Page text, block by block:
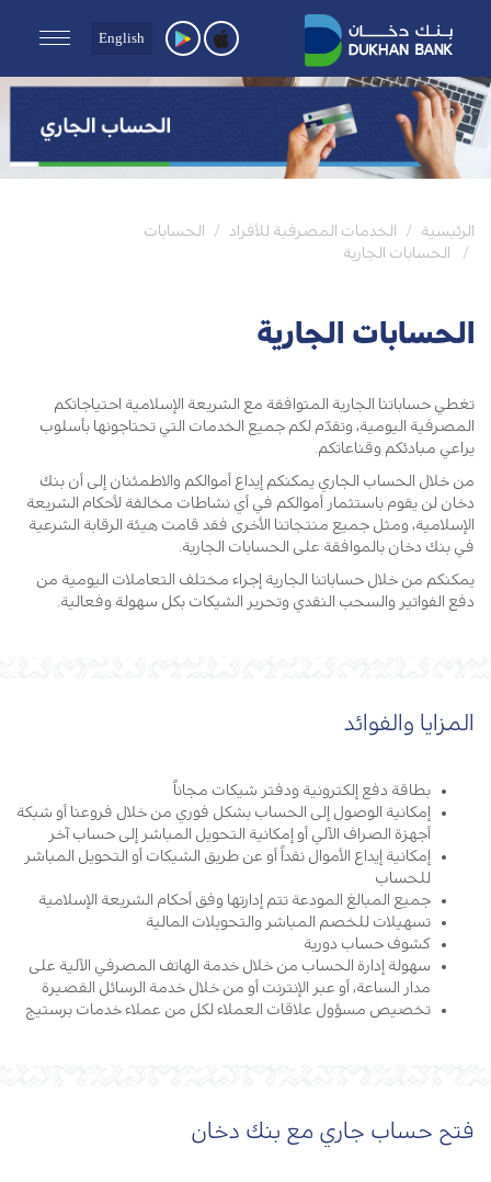
English
الرئيسية الخدمات المصرفية للأفراد
الحسابات
الحسابات الجارية
الحسابات الجارية
تغطي حساباتنا الجارية المتوافقة مع الشريعة الإسلامية احتياجاتكم
المصرفية اليومية، وتقدّم لكم جميع الخدمات التي تحتاجونها بأسلوب
يراعي مبادئكم وقناعاتكم.
من خلال الحساب الجاري يمكنكم إيداع أموالكم والاطمئنان إلى أن بنك
دخان لن يقوم باستثمار أموالكم في أي نشاطات مخالفة لأحكام الشريعة
الإسلامية، ومثل جميع منتجاتنا الأخرى فقد قامت هيئة الرقابة الشرعية
في بنك دخان بالموافقة على الحسابات الجارية.
يمكنكم من خلال حساباتنا الجارية إجراء مختلف التعاملات اليومية من
دفع الفواتير والسحب النقدي وتحرير الشيكات بكل سهولة وفعالية.
المزايا والفوائد
بطاقة دفع إلكترونية ودفتر شيكات مجاناً
إمكانية الوصول إلى الحساب بشكل فوري من خلال فروعنا أو شبكة
أجهزة الصراف الآلي أو إمكانية التحويل المباشر إلى حساب آخر
إمكانية إيداع الأموال نقداً أو عن طريق الشيكات أو التحويل المباشر
للحساب
جميع المبالغ المودعة تتم إدارتها وفق أحكام الشريعة الإسلامية
تسهيلات للخصم المباشر والتحويلات المالية
كشوف حساب دورية
سهولة إدارة الحساب من خلال خدمة الهاتف المصرفي الآلية على
مدار الساعة، أو عبر الإنترنت أو من خلال خدمة الرسائل القصيرة
تخصيص مسؤول علاقات العملاء لكل من عملاء خدمات برستيج
فتح حساب جاري مع بنك دخان